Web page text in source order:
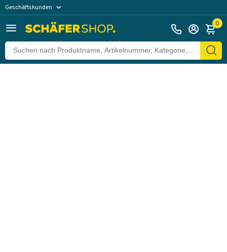
Geschäftskunden
0
Zurück